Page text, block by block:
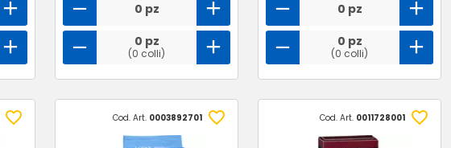
0 pz
0 pz
(0 colli)
0 pz
0 pz
(0 colli)
Cod. Art. 0003892701 Cod. Art. 0011728001